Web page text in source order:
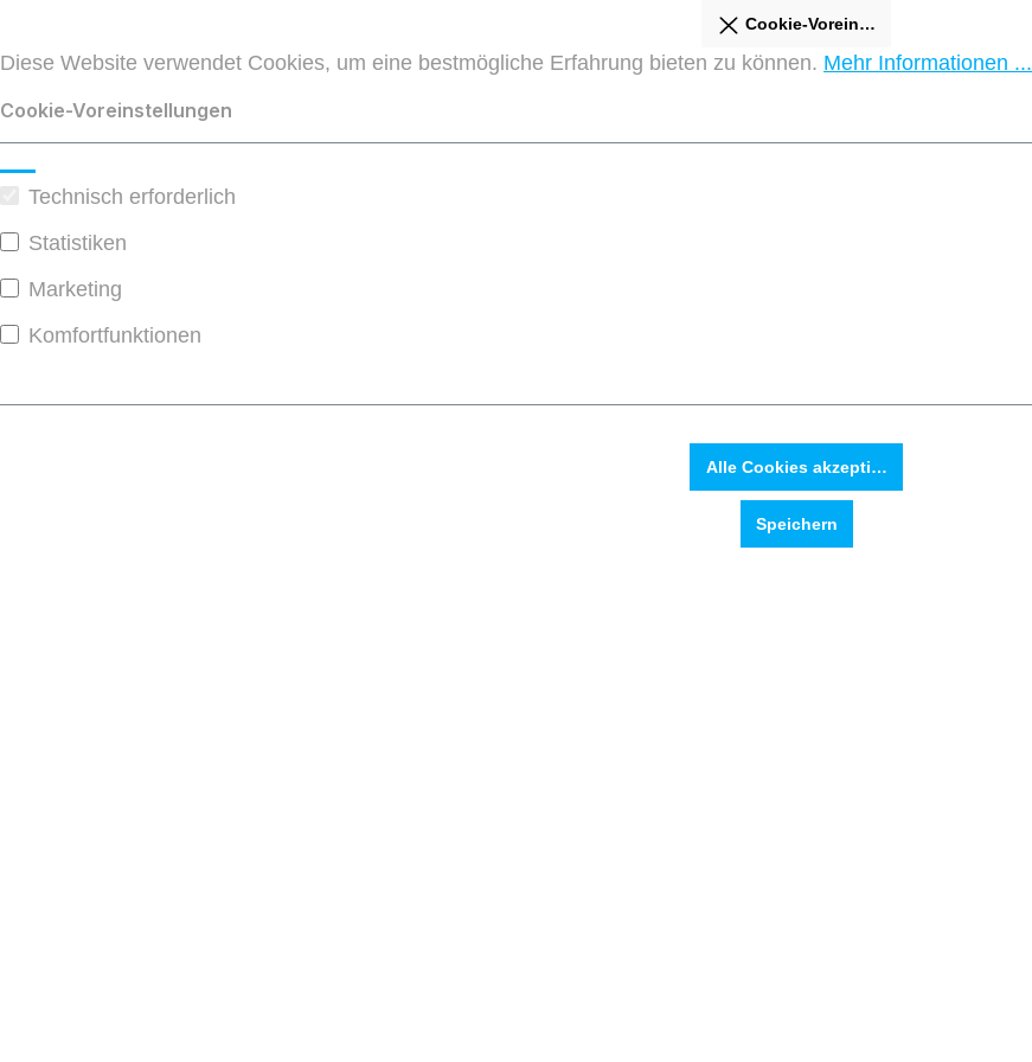
Cookie-Voreinstellungen schließen
Diese Website verwendet Cookies, um eine bestmögliche Erfahrung bieten zu können. Mehr Informationen ...
Cookie-Voreinstellungen
Technisch erforderlich
Statistiken
Marketing
Komfortfunktionen
Alle Cookies akzeptieren
Speichern